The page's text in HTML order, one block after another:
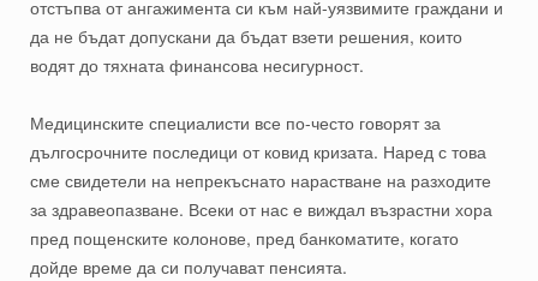
отстъпва от ангажимента си към най-уязвимите граждани и
да не бъдат допускани да бъдат взети решения, които
водят до тяхната финансова несигурност.
Медицинските специалисти все по-често говорят за
дългосрочните последици от ковид кризата. Наред с това
сме свидетели на непрекъснато нарастване на разходите
за здравеопазване. Всеки от нас е виждал възрастни хора
пред пощенските колонове, пред банкоматите, когато
дойде време да си получават пенсията.